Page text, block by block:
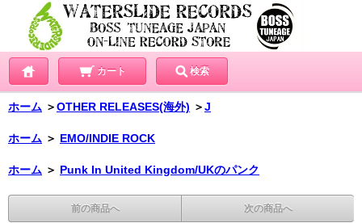
カート 検索
ホーム ＞OTHER RELEASES(海外) ＞J
ホーム ＞ EMO/INDIE ROCK
ホーム ＞ Punk In United Kingdom/UKのパンク
前の商品へ 次の商品へ